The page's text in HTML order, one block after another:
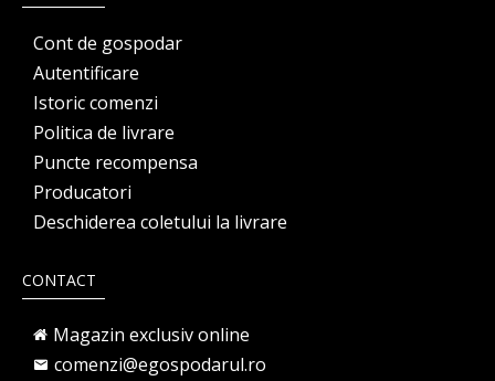
Cont de gospodar
Autentificare
Istoric comenzi
Politica de livrare
Puncte recompensa
Producatori
Deschiderea coletului la livrare
CONTACT
Magazin exclusiv online
comenzi@egospodarul.ro